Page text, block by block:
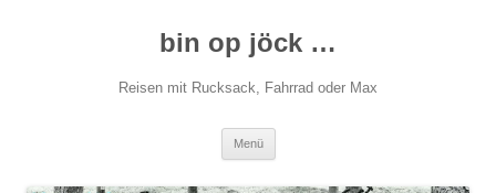
bin op jöck …
Reisen mit Rucksack, Fahrrad oder Max
Menü